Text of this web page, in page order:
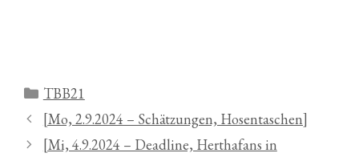
Kategorien
TBB21
[Mo, 2.9.2024 – Schätzungen, Hosentaschen]
[Mi, 4.9.2024 – Deadline, Herthafans in